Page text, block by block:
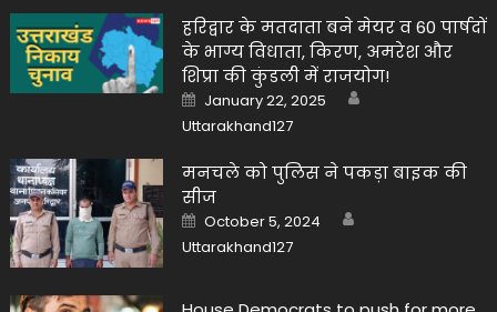
हरिद्वार के मतदाता बने मेयर व 60 पार्षदों
के भाग्य विधाता, किरण, अमरेश और
शिप्रा की कुंडली में राजयोग!
Posted
on
January 22, 2025
Uttarakhand127
मनचले को पुलिस ने पकड़ा बाइक की
सीज
Posted
on
October 5, 2024
Uttarakhand127